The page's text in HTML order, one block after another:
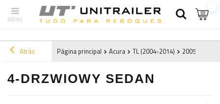
Atrás Página principal Acura TL (2004-2014) 2005
4-DRZWIOWY SEDAN